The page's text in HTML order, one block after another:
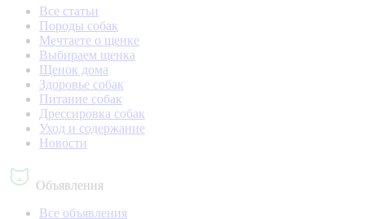
Все статьи
Породы собак
Мечтаете о щенке
Выбираем щенка
Щенок дома
Здоровье собак
Питание собак
Дрессировка собак
Уход и содержание
Новости
Объявления
Все объявления